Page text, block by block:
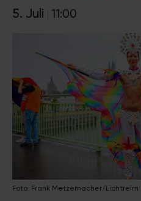
5. Juli 11:00
Foto: Frank Metzemacher/Lichtreim